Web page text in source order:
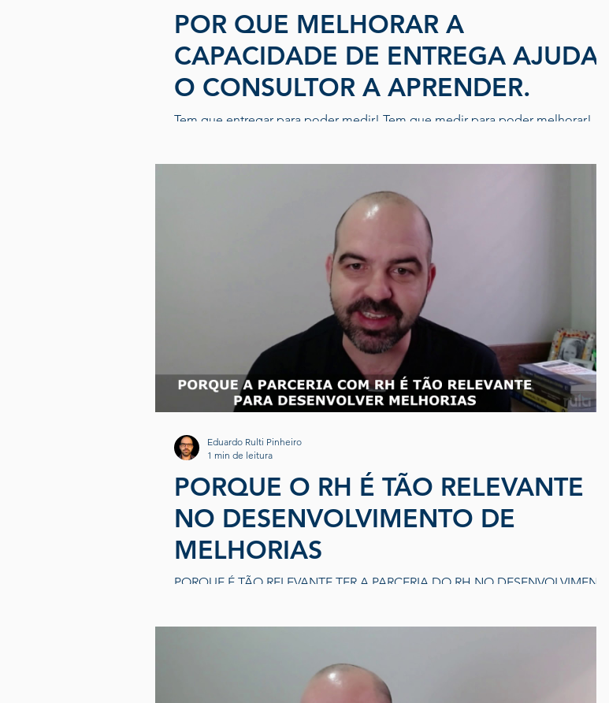
POR QUE MELHORAR A
CAPACIDADE DE ENTREGA AJUDA
O CONSULTOR A APRENDER.
Tem que entregar para poder medir! Tem que medir para poder melhorar!
PORQUE O RH É TÃO RELEVANTE
NO DESENVOLVIMENTO DE
MELHORIAS
PORQUE É TÃO RELEVANTE TER A PARCERIA DO RH NO DESENVOLVIMENTO
Eduardo Rulti Pinheiro
1 min de leitura